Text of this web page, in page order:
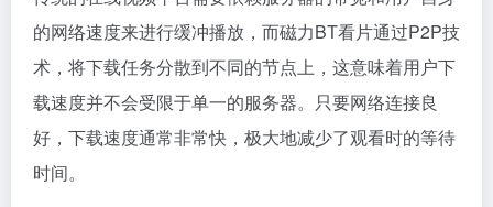
的网络速度来进行缓冲播放，而磁力BT看片通过P2P技
术，将下载任务分散到不同的节点上，这意味着用户下
载速度并不会受限于单一的服务器。只要网络连接良
好，下载速度通常非常快，极大地减少了观看时的等待
时间。